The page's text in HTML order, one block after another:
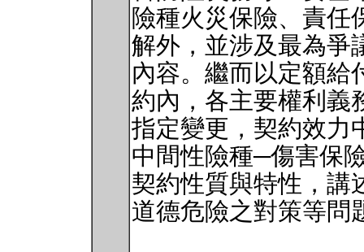
險種火災保險、責任
解外，並涉及最為爭
內容。繼而以定額給
約內，各主要權利義
指定變更，契約效力
中間性險種─傷害保
契約性質與特性，講
道德危險之對策等問